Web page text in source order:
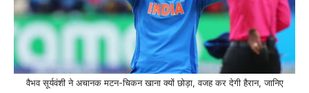
वैभव सूर्यवंशी ने अचानक मटन-चिकन खाना क्यों छोड़ा, वजह कर देगी हैरान, जानिए